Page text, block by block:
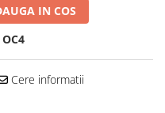
IN COS
OC4
Cere informatii